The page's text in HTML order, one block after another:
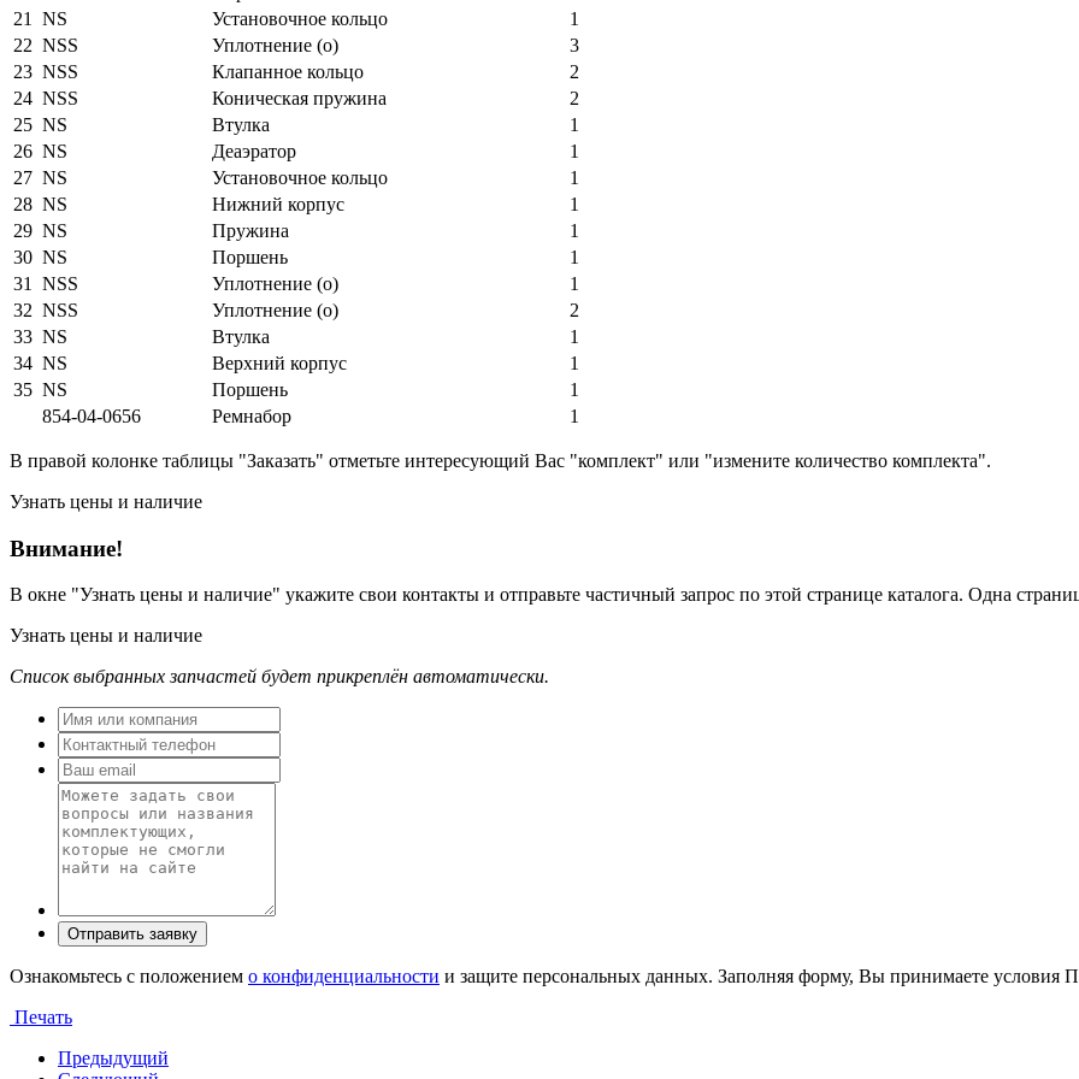
21
NS Установочное кольцо
1
22 NSS Уплотнение (о)
3
23 NSS Клапанное кольцо
2
24 NSS Коническая пружина
2
25 NS Втулка
1
26 NS Деаэратор
1
27 NS Установочное кольцо
1
28 NS Нижний корпус
1
29 NS Пружина
1
30 NS Поршень
1
31
NSS Уплотнение (о)
1
32 NSS Уплотнение (о)
2
33 NS Втулка
1
34 NS Верхний корпус
1
35 NS Поршень
1
854-04-0656
Ремнабор 1
В правой колонке таблицы "Заказать" отметьте интересующий Вас "комплект" или "измените количество комплекта".
Узнать цены и наличие
Внимание!
В окне "Узнать цены и наличие" укажите свои контакты и отправьте частичный запрос по этой странице каталога. Одна
Узнать цены и наличие
Список выбранных запчастей будет прикреплён автоматически.
Ознакомьтесь с положением о конфиденциальности и защите персональных данных. Заполняя форму, Вы принимаете условия
Печать
Предыдущий